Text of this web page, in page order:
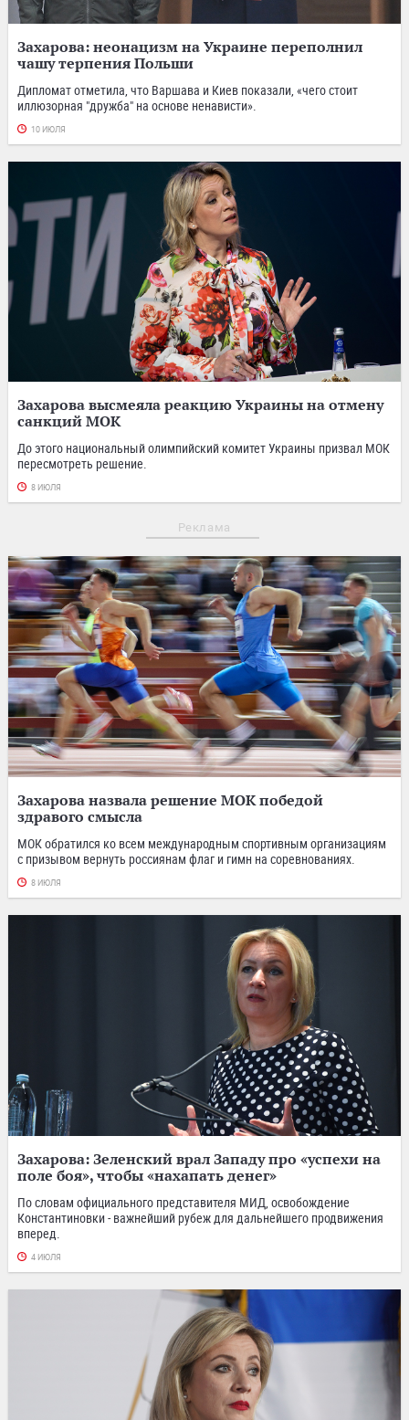
Захарова: неонацизм на Украине переполнил
чашу терпения Польши
Дипломат отметила, что Варшава и Киев показали, «чего стоит
иллюзорная "дружба" на основе ненависти».
10 ИЮЛЯ
Захарова высмеяла реакцию Украины на отмену
санкций МОК
До этого национальный олимпийский комитет Украины призвал МОК
пересмотреть решение.
8 ИЮЛЯ
Реклама
Захарова назвала решение МОК победой
здравого смысла
МОК обратился ко всем международным спортивным организациям
с призывом вернуть россиянам флаг и гимн на соревнованиях.
8 ИЮЛЯ
Захарова: Зеленский врал Западу про «успехи на
поле боя», чтобы «нахапать денег»
По словам официального представителя МИД, освобождение
Константиновки - важнейший рубеж для дальнейшего продвижения
вперед.
4 ИЮЛЯ